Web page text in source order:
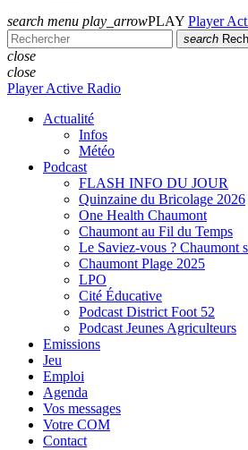
search menu play_arrowPLAY Player
search
close
close
Player Active Radio
Actualité
Infos
Météo
Podcast
FLASH INFO DU JOUR
Quinzaine du Bricolage 2026
One Health Chaumont
Chaumont au Fil du Temps
Le Saviez-vous ? Chaumont
Chaumont Plage 2025
LPO
Cité Éducative
Podcast District Foot 52
Podcast Jeunes Agriculteurs
Emissions
Jeu
Emploi
Agenda
Vos messages
Votre COM
Contact